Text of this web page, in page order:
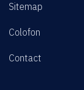
Sitemap
Colofon
Contact